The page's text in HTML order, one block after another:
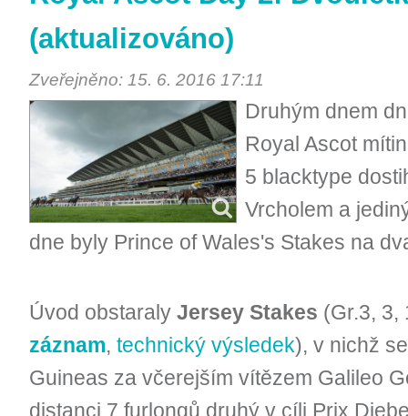
(aktualizováno)
Zveřejněno: 15. 6. 2016 17:11
Druhým dnem
Royal Ascot
5 blacktype
Vrcholem a
dne byly Prince of Wales's Stakes na
Úvod obstaraly Jersey Stakes (Gr.3, 3,
záznam, technický výsledek), v nichž
Guineas za včerejším vítězem Galileo
distanci 7 furlongů druhý v cíli Prix